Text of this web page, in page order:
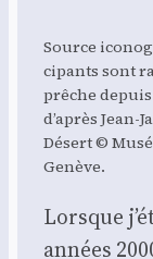
Source
ci­pants sont
prêche
d’après Jean-
Désert ©
Genève.
Lorsque
années